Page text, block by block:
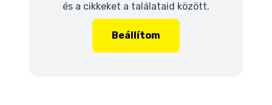
és a cikkeket a találataid között.
Beállítom